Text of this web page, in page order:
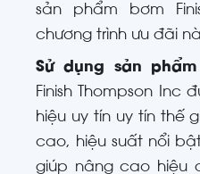
sản phẩm bơm
chương trình ưu đãi
Sử dụng sản
Finish Thompson Inc
hiệu uy tín uy tín thế
cao, hiệu suất nổi
giúp nâng cao hiệu